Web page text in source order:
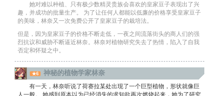
她对难以种植、只有极少数精灵贵族会喜欢的皇家豆子表现出了兴
趣，并成功的批量生产。 为了让任何人都能以低廉的价格享受皇家豆子
的美味，林奈又一次免费公开了皇家豆子的栽培法。
但是，因为皇家豆子的价格不断走低，一夜之间流落街头的商人们的强
烈抗议和威胁不断逼近林奈。林奈对植物研究失去了热情，陷入了自我
否定和怀疑之中。
★6 神秘的植物学家林奈
有一天，林奈听说了荷赛拉某处出现了一个巨型植物，形状就像巨
人一般。 她感到原本以为已经消失的求知欲再次燃烧起来，她为了研究